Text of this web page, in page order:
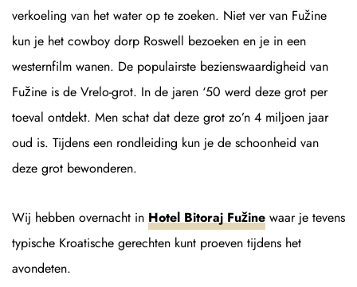
verkoeling van het water op te zoeken. Niet ver van Fužine
kun je het cowboy dorp Roswell bezoeken en je in een
westernfilm wanen. De populairste bezienswaardigheid van
Fužine is de Vrelo-grot. In de jaren ‘50 werd deze grot per
toeval ontdekt. Men schat dat deze grot zo’n 4 miljoen jaar
oud is. Tijdens een rondleiding kun je de schoonheid van
deze grot bewonderen.
Wij hebben overnacht in Hotel Bitoraj Fužine waar je tevens
typische Kroatische gerechten kunt proeven tijdens het
avondeten.